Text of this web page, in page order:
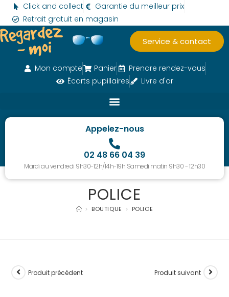
Click and collect
Garantie du meilleur prix
Retrait gratuit en magasin
Service & contact
Mon compte Panier
Prendre rendez-vous
Écarts pupillaires
Livre d'or
Appelez-nous
02 48 66 04 39
Mardi au vendredi 9h30-12h/14h-19h Samedi matin 9h30 - 12h30
POLICE
> BOUTIQUE > POLICE
Produit précédent Produit suivant